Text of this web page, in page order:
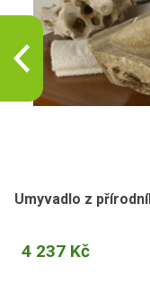
Umyvadlo z
4 237 Kč